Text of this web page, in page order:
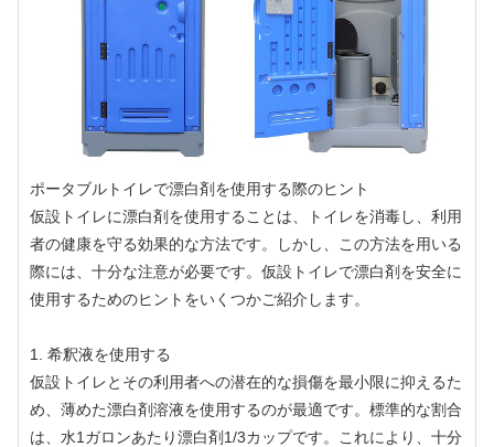
ポータブルトイレで漂白剤を使用する際のヒント
仮設トイレに漂白剤を使用することは、トイレを消毒し、利用
者の健康を守る効果的な方法です。しかし、この方法を用いる
際には、十分な注意が必要です。仮設トイレで漂白剤を安全に
使用するためのヒントをいくつかご紹介します。
1. 希釈液を使用する
仮設トイレとその利用者への潜在的な損傷を最小限に抑えるた
め、薄めた漂白剤溶液を使用するのが最適です。標準的な割合
は、水1ガロンあたり漂白剤1/3カップです。これにより、十分